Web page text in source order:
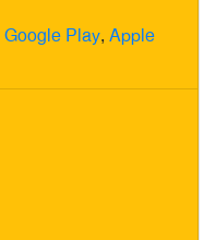
Google Play, Apple